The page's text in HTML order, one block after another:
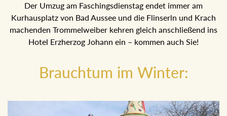
Der Umzug am Faschingsdienstag endet immer am
Kurhausplatz von Bad Aussee und die Flinserln und Krach
machenden Trommelweiber kehren gleich anschließend ins
Hotel Erzherzog Johann ein – kommen auch Sie!
Brauchtum im Winter: